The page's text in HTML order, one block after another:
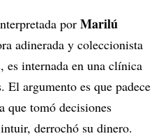
por Marilú
adinerada y coleccionista
es internada en una clínica
El argumento es que padece
que tomó decisiones
derrochó su dinero.